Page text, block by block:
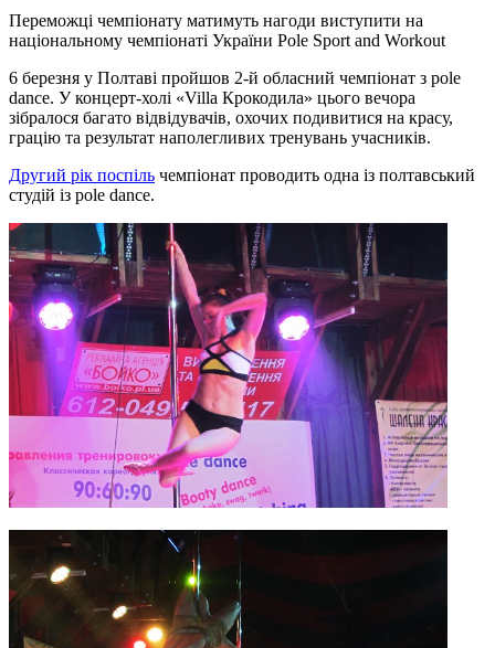
Переможці чемпіонату матимуть нагоди виступити на
національному чемпіонаті України Pole Sport and Workout
6 березня у Полтаві пройшов 2-й обласний чемпіонат з pole
dance. У концерт-холі «Villa Крокодила» цього вечора
зібралося багато відвідувачів, охочих подивитися на красу,
грацію та результат наполегливих тренувань учасників.
Другий рік поспіль чемпіонат проводить одна із полтавський
студій із pole dance.